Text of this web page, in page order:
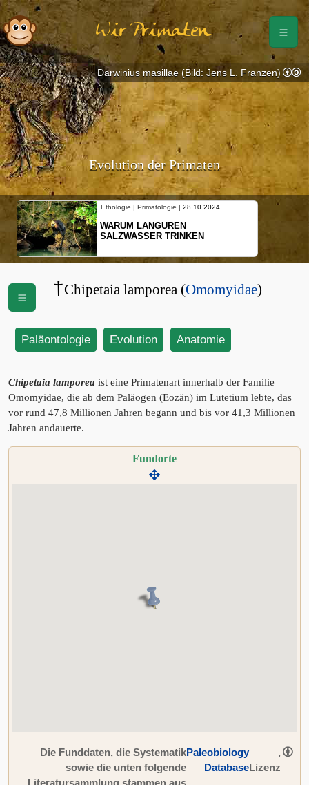
Wir Primaten
Evolution der Primaten
Ethologie | Primatologie | 28.10.2024
WARUM LANGUREN
SALZWASSER TRINKEN
Darwinius masillae (Bild: Jens L. Franzen)
†Chipetaia lamporea (Omomyidae)
Paläontologie Evolution Anatomie
Chipetaia lamporea ist eine Primatenart innerhalb der Familie
Omomyidae, die ab dem Paläogen (Eozän) im Lutetium lebte, das
vor rund 47,8 Millionen Jahren begann und bis vor 41,3 Millionen
Jahren andauerte.
Fundorte
Die Funddaten, die Systematik
sowie die unten folgende
Literatursammlung stammen aus
Paleobiology
Database
,
Lizenz